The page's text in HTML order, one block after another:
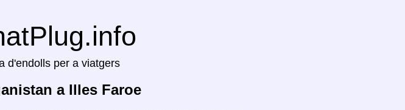
d'endolls per a viatgers
a Illes Faroe